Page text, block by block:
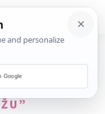
ZA TAG
Google